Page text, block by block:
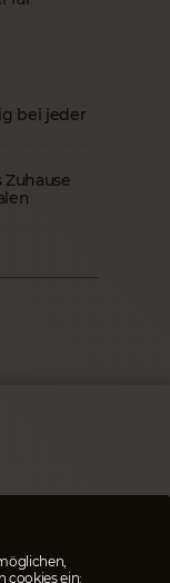
bei jeder
cookies ein: